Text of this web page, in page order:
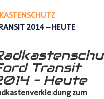
2014 – HEUTE
Transit
– Heute
zum